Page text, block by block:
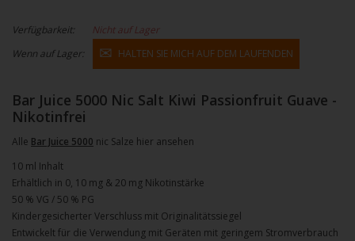
Verfügbarkeit:
Nicht auf Lager
Wenn auf Lager:
HALTEN SIE MICH AUF DEM LAUFENDEN
Bar Juice 5000 Nic Salt Kiwi Passionfruit Guave -
Nikotinfrei
Alle Bar Juice 5000 nic Salze hier ansehen
10 ml Inhalt
Erhältlich in 0, 10 mg & 20 mg Nikotinstärke
50 % VG / 50 % PG
Kindergesicherter Verschluss mit Originalitätssiegel
Entwickelt für die Verwendung mit Geräten mit geringem Stromverbrauch